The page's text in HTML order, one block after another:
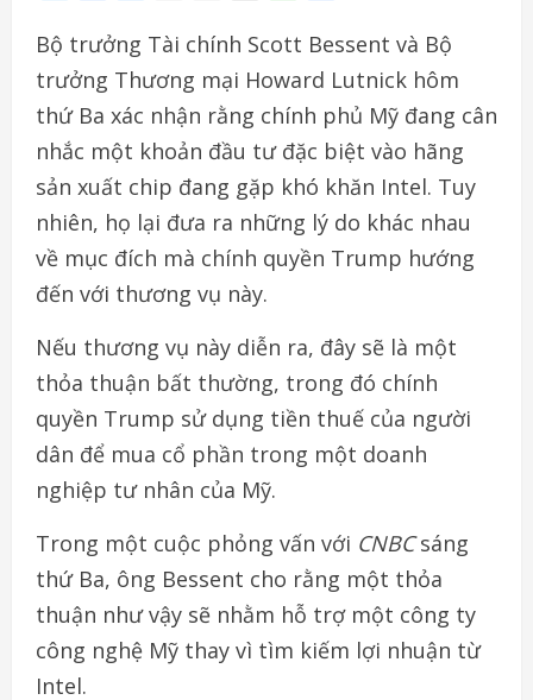
Bộ trưởng Tài chính Scott Bessent và Bộ
trưởng Thương mại Howard Lutnick hôm
thứ Ba xác nhận rằng chính phủ Mỹ đang cân
nhắc một khoản đầu tư đặc biệt vào hãng
sản xuất chip đang gặp khó khăn Intel. Tuy
nhiên, họ lại đưa ra những lý do khác nhau
về mục đích mà chính quyền Trump hướng
đến với thương vụ này.
Nếu thương vụ này diễn ra, đây sẽ là một
thỏa thuận bất thường, trong đó chính
quyền Trump sử dụng tiền thuế của người
dân để mua cổ phần trong một doanh
nghiệp tư nhân của Mỹ.
Trong một cuộc phỏng vấn với CNBCsáng
thứ Ba, ông Bessent cho rằng một thỏa
thuận như vậy sẽ nhằm hỗ trợ một công ty
công nghệ Mỹ thay vì tìm kiếm lợi nhuận từ
Intel.